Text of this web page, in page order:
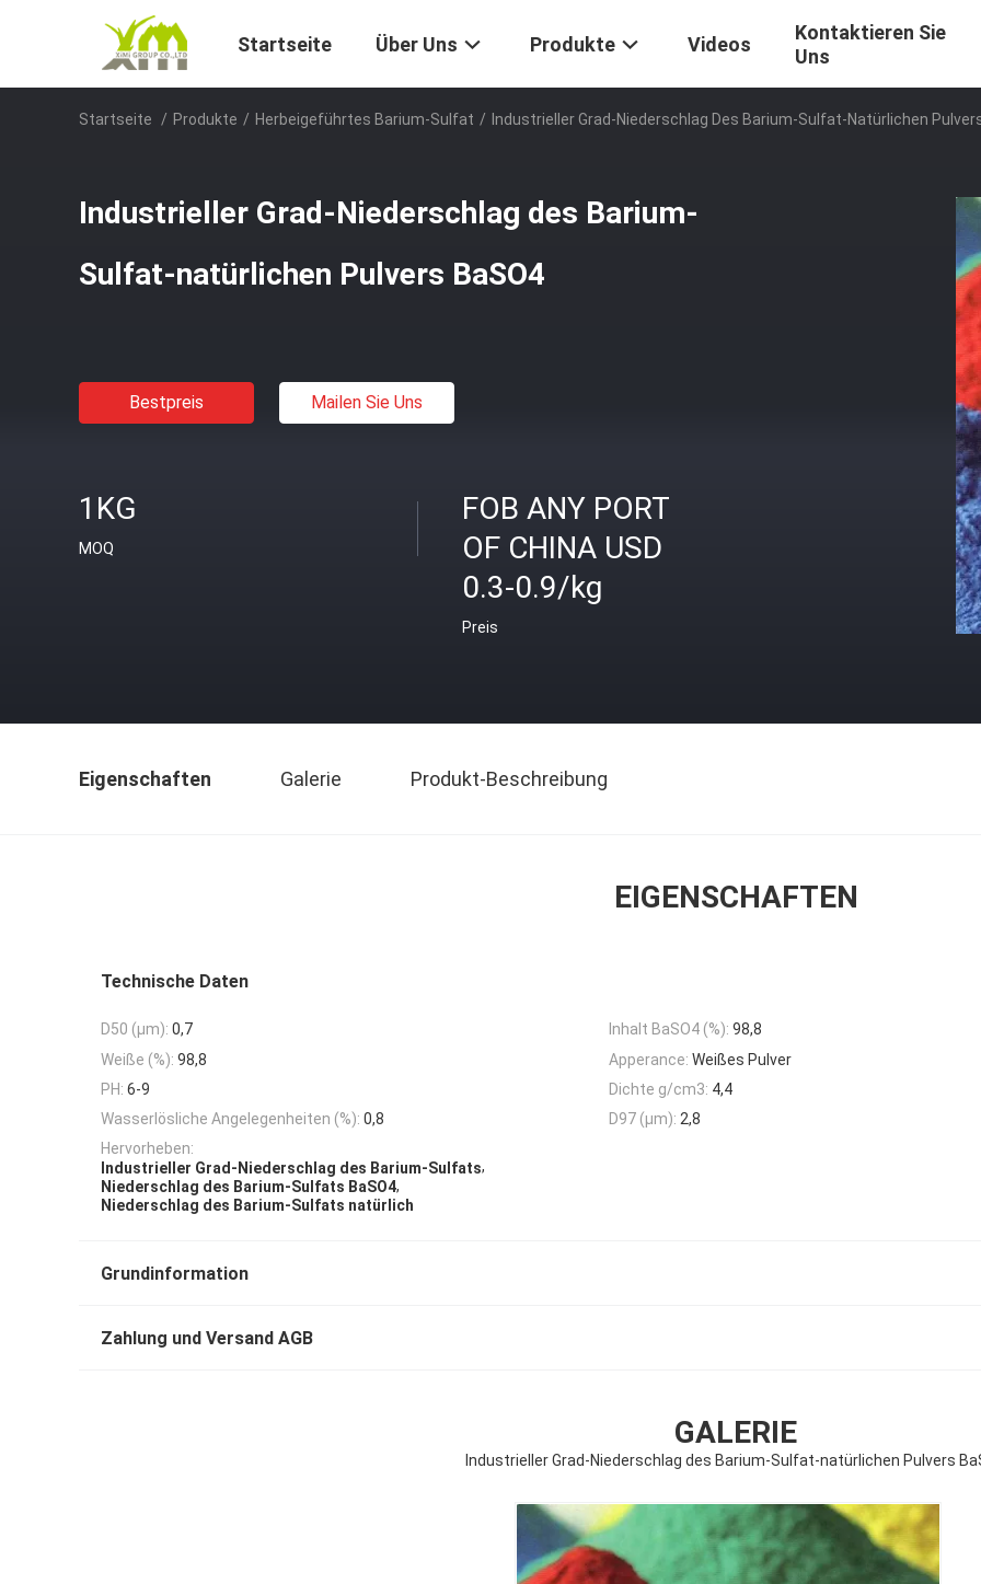
Startseite Über Uns Produkte Videos
Kontaktieren Sie
Uns
Startseite / Produkte / Herbeigeführtes Barium-Sulfat / Industrieller Grad-Niederschlag Des Barium-Sulfat-Natürlichen
Industrieller Grad-Niederschlag des Barium-
Sulfat-natürlichen Pulvers BaSO4
Bestpreis Mailen Sie Uns
1KG
MOQ
FOB ANY PORT
OF CHINA USD
0.3-0.9/kg
Preis
Eigenschaften Galerie Produkt-Beschreibung
EIGENSCHAFTEN
Technische Daten
D50 (μm): 0,7 Inhalt BaSO4 (%): 98,8
Weiße (%): 98,8 Apperance: Weißes Pulver
PH: 6-9 Dichte g/cm3: 4,4
Wasserlösliche Angelegenheiten (%): 0,8 D97 (μm): 2,8
Hervorheben:
Industrieller Grad-Niederschlag des Barium-Sulfats,
Niederschlag des Barium-Sulfats BaSO4,
Niederschlag des Barium-Sulfats natürlich
Grundinformation
Zahlung und Versand AGB
GALERIE
Industrieller Grad-Niederschlag des Barium-Sulfat-natürlichen Pulvers